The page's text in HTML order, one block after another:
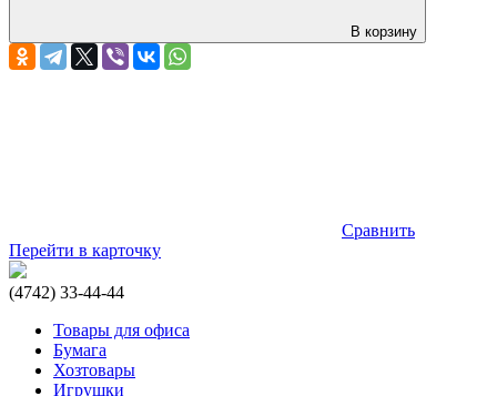
В корзину
Сравнить
Перейти в карточку
(4742) 33-44-44
Товары для офиса
Бумага
Хозтовары
Игрушки